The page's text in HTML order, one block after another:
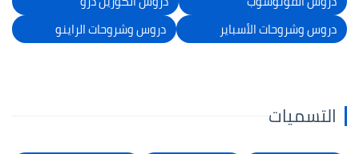
دروس وشروحات الأسباير
دروس وشروحات الراينو
التسميات